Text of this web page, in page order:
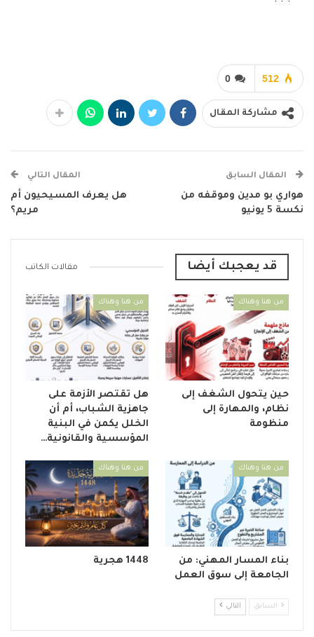
0 512
مشاركة المقال
المقال السابق
هواري بو مدين وموقفه من
نكسة 5 يونيو
المقال التالي
هل يعرف المسيحيون أم
مريم؟
قد يعجبك أيضا مقالات الكاتب
من هنا وهناك
حين يتحول الشغف إلى
نظام، والمهارة إلى
منظومة
من هنا وهناك
هل تقتصر الأزمة على
جاهزية الشباب، أم أن
الخلل يكمن في البنية
المؤسسية والقانونية…
من هنا وهناك
بناء المسار المهني: من
الجامعة إلى سوق العمل
من هنا وهناك
1448 هجرية
السابق التالي